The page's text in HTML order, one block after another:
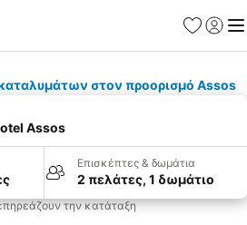
στον προορισμό Assos
Assos
Επισκέπτες & δωμάτια
2 πελάτες, 1 δωμάτιο
την κατάταξη